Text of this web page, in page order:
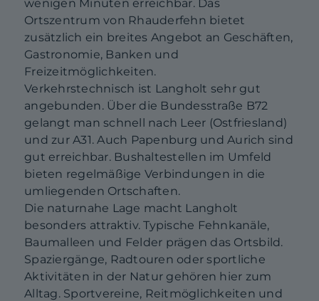
wenigen Minuten erreichbar. Das
Ortszentrum von Rhauderfehn bietet
zusätzlich ein breites Angebot an Geschäften,
Gastronomie, Banken und
Freizeitmöglichkeiten.
Verkehrstechnisch ist Langholt sehr gut
angebunden. Über die Bundesstraße B72
gelangt man schnell nach Leer (Ostfriesland)
und zur A31. Auch Papenburg und Aurich sind
gut erreichbar. Bushaltestellen im Umfeld
bieten regelmäßige Verbindungen in die
umliegenden Ortschaften.
Die naturnahe Lage macht Langholt
besonders attraktiv. Typische Fehnkanäle,
Baumalleen und Felder prägen das Ortsbild.
Spaziergänge, Radtouren oder sportliche
Aktivitäten in der Natur gehören hier zum
Alltag. Sportvereine, Reitmöglichkeiten und